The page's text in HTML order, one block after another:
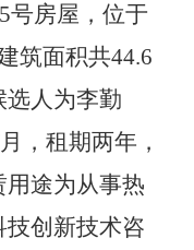
号房屋， 位于
筑面积共44.6
选人为李勤
月， 租期两年 ，
用途为从事热
创新技术咨